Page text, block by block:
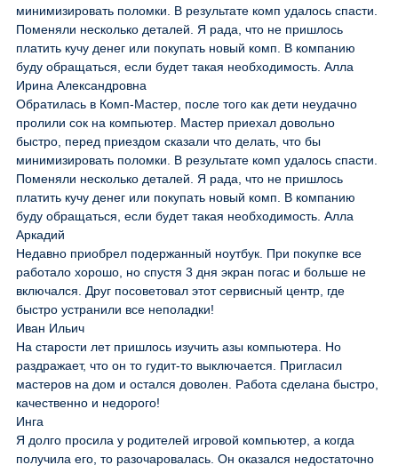
минимизировать поломки. В результате комп удалось спасти.
Поменяли несколько деталей. Я рада, что не пришлось
платить кучу денег или покупать новый комп. В компанию
буду обращаться, если будет такая необходимость. Алла
Ирина Александровна
Обратилась в Комп-Мастер, после того как дети неудачно
пролили сок на компьютер. Мастер приехал довольно
быстро, перед приездом сказали что делать, что бы
минимизировать поломки. В результате комп удалось спасти.
Поменяли несколько деталей. Я рада, что не пришлось
платить кучу денег или покупать новый комп. В компанию
буду обращаться, если будет такая необходимость. Алла
Аркадий
Недавно приобрел подержанный ноутбук. При покупке все
работало хорошо, но спустя 3 дня экран погас и больше не
включался. Друг посоветовал этот сервисный центр, где
быстро устранили все неполадки!
Иван Ильич
На старости лет пришлось изучить азы компьютера. Но
раздражает, что он то гудит-то выключается. Пригласил
мастеров на дом и остался доволен. Работа сделана быстро,
качественно и недорого!
Инга
Я долго просила у родителей игровой компьютер, а когда
получила его, то разочаровалась. Он оказался недостаточно